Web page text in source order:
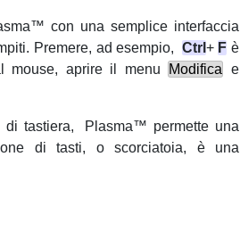
™ con una semplice interfaccia
Premere, ad esempio, Ctrl+ F è
mouse, aprire il menu
Modifica
e
di tastiera, Plasma™ permette una
di tasti, o scorciatoia, è una